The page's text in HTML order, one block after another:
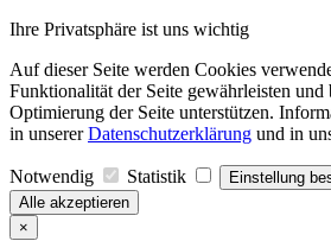
Ihre Privatsphäre ist uns wichtig
Auf dieser Seite werden Cookies
Funktionalität der Seite gewährleisten
Optimierung der Seite unterstützen.
in unsererDatenschutzerklärung und in
Notwendig Statistik
Einstellung
Alle akzeptieren
×